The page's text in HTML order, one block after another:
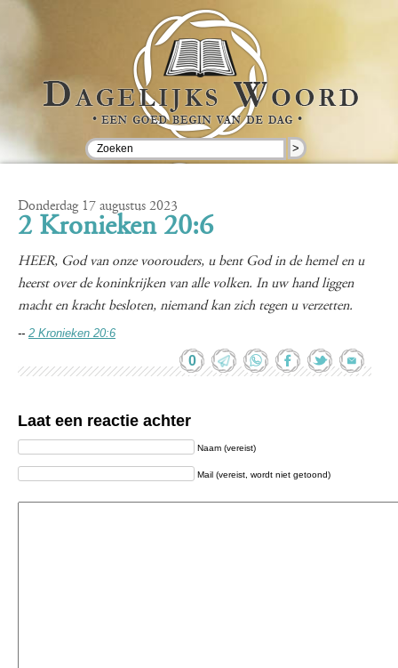
>
Donderdag 17 augustus 2023
2 Kronieken 20:6
HEER, God van onze voorouders, u bent God in de hemel en u
heerst over de koninkrijken van alle volken. In uw hand liggen
macht en kracht besloten, niemand kan zich tegen u verzetten.
-- 2 Kronieken 20:6
0
Laat een reactie achter
Naam (vereist)
Mail (vereist, wordt niet getoond)